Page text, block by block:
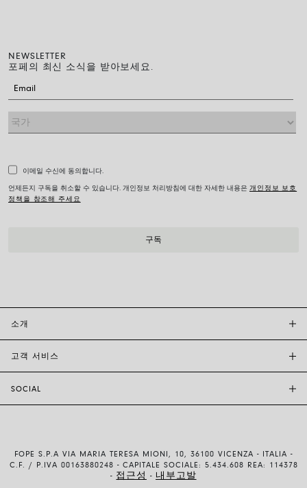
NEWSLETTER
포페의 최신 소식을 받아보세요.
이메일 수신에 동의합니다.
언제든지 구독을 취소할 수 있습니다. 개인정보 처리방침에 대한 자세한 내용은 개인정보 보호
정책을 참조해 주세요
소개
고객 서비스
배송 및 반품
SOCIAL
YOUTUBE
FOPE S.P.A VIA MARIA TERESA MIONI, 10, 36100 VICENZA - ITALIA -
C.F. / P.IVA 00163880248 - CAPITALE SOCIALE: 5.434.608 REA: 114378
- 접근성 - 내부고발